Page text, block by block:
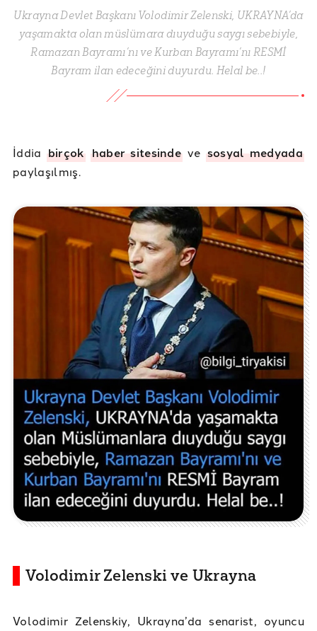
Ukrayna Devlet Başkanı Volodimir Zelenski, UKRAYNA’da
yaşamakta olan müslümara dıuyduğu saygı sebebiyle,
Ramazan Bayramı’nı ve Kurban Bayramı’nı RESMİ
Bayram ilan edeceğini duyurdu. Helal be..!
İddia birçok haber sitesinde ve sosyal medyada
paylaşılmış.
Volodimir Zelenski ve Ukrayna
Volodimir Zelenskiy, Ukrayna’da senarist, oyuncu